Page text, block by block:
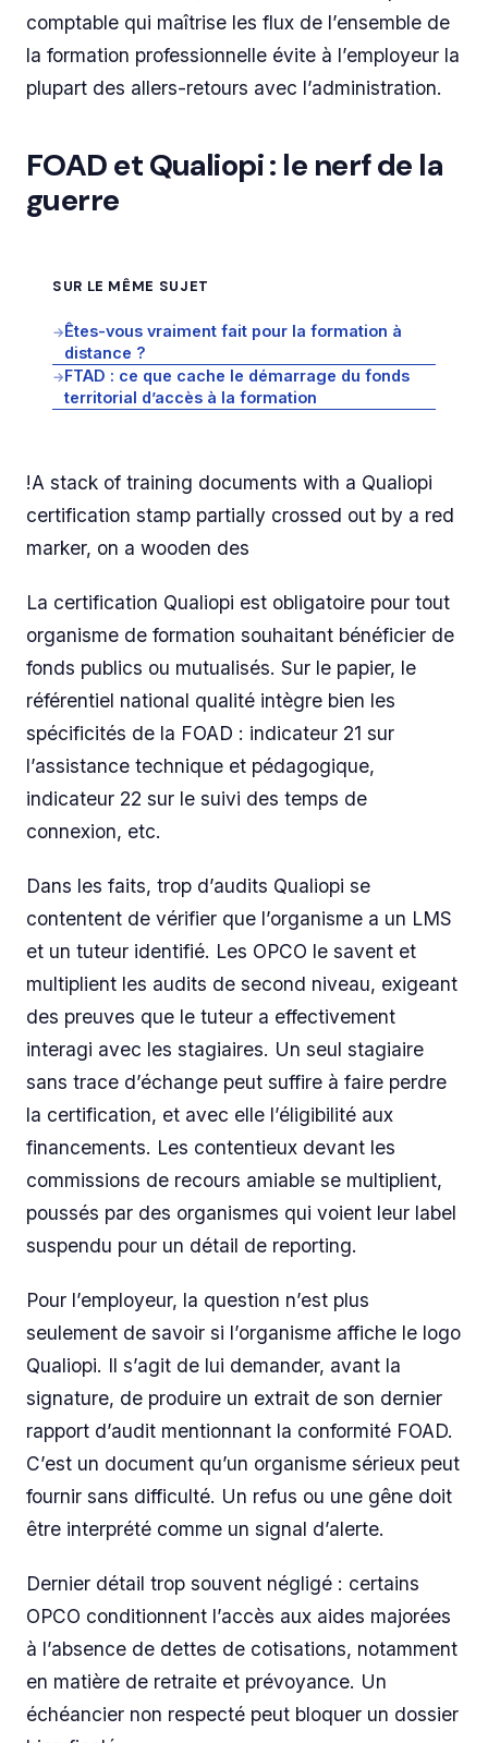
comptable qui maîtrise les flux de l’ensemble de
la formation professionnelle évite à l’employeur la
plupart des allers-retours avec l’administration.
FOAD et Qualiopi : le nerf de la
guerre
SUR LE MÊME SUJET
→Êtes-vous vraiment fait pour la formation à
distance ?
→FTAD : ce que cache le démarrage du fonds
territorial d’accès à la formation
!A stack of training documents with a Qualiopi
certification stamp partially crossed out by a red
marker, on a wooden des
La certification Qualiopi est obligatoire pour tout
organisme de formation souhaitant bénéficier de
fonds publics ou mutualisés. Sur le papier, le
référentiel national qualité intègre bien les
spécificités de la FOAD : indicateur 21 sur
l’assistance technique et pédagogique,
indicateur 22 sur le suivi des temps de
connexion, etc.
Dans les faits, trop d’audits Qualiopi se
contentent de vérifier que l’organisme a un LMS
et un tuteur identifié. Les OPCO le savent et
multiplient les audits de second niveau, exigeant
des preuves que le tuteur a effectivement
interagi avec les stagiaires. Un seul stagiaire
sans trace d’échange peut suffire à faire perdre
la certification, et avec elle l’éligibilité aux
financements. Les contentieux devant les
commissions de recours amiable se multiplient,
poussés par des organismes qui voient leur label
suspendu pour un détail de reporting.
Pour l’employeur, la question n’est plus
seulement de savoir si l’organisme affiche le logo
Qualiopi. Il s’agit de lui demander, avant la
signature, de produire un extrait de son dernier
rapport d’audit mentionnant la conformité FOAD.
C’est un document qu’un organisme sérieux peut
fournir sans difficulté. Un refus ou une gêne doit
être interprété comme un signal d’alerte.
Dernier détail trop souvent négligé : certains
OPCO conditionnent l’accès aux aides majorées
à l’absence de dettes de cotisations, notamment
en matière de retraite et prévoyance. Un
échéancier non respecté peut bloquer un dossier